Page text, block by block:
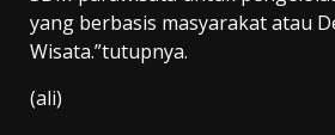
yang berbasis masyarakat atau
Wisata.”tutupnya.
(ali)